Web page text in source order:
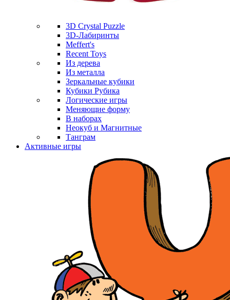
3D Crystal Puzzle
3D-Лабиринты
Meffert's
Recent Toys
Из дерева
Из металла
Зеркальные кубики
Кубики Рубика
Логические игры
Меняющие форму
В наборах
Неокуб и Магнитные
Танграм
Активные игры